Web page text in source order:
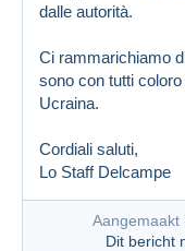
dalle autorità.
Ci rammarichiamo
sono con tutti
Ucraina.
Cordiali saluti,
Lo Staff Delcampe
Aangemaakt
Dit bericht